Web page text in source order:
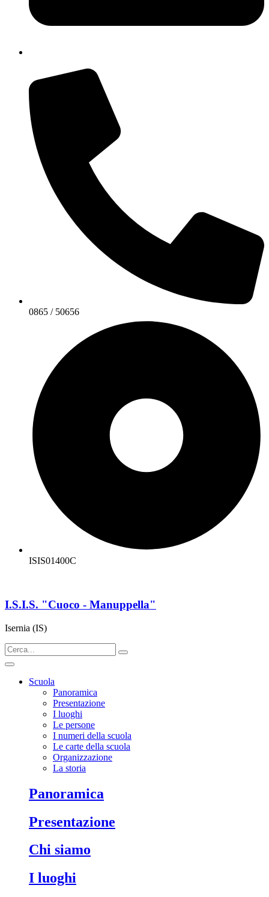
0865 / 50656
ISIS01400C
I.S.I.S. "Cuoco - Manuppella"
Isernia (IS)
Scuola
Panoramica
Presentazione
I luoghi
Le persone
I numeri della scuola
Le carte della scuola
Organizzazione
La storia
panoramica
presentazione
chi siamo
i luoghi